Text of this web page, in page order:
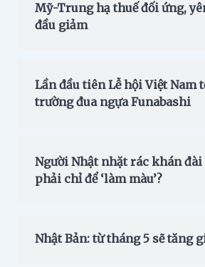
Mỹ-Trung hạ thuế đối ứng,
đầu giảm
Lần đầu tiên Lễ hội Việt Nam
trường đua ngựa Funabashi
Người Nhật nhặt rác khán đài
phải chỉ để ‘làm màu’?
Nhật Bản: từ tháng 5 sẽ tăng